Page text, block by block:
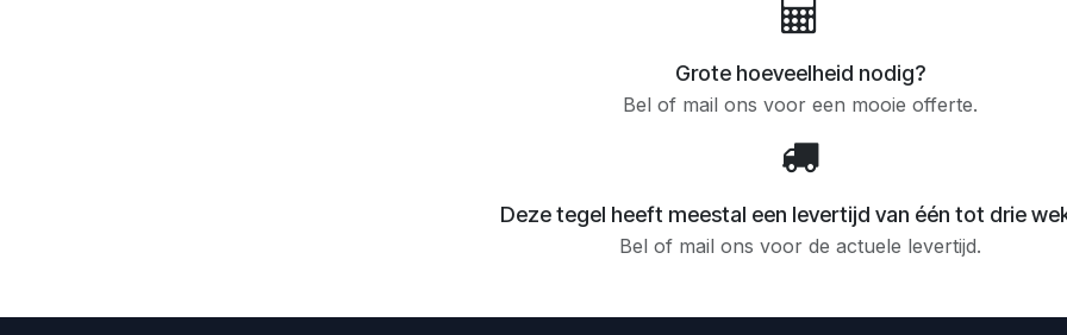
Grote hoeveelheid nodig?
Bel of mail ons voor een mooie offerte.
Deze tegel heeft meestal een levertijd van één tot drie
Bel of mail ons voor de actuele levertijd.